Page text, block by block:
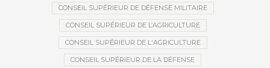
CONSEIL SUPÉRIEUR DE DÉFENSE MILITAIRE
CONSEIL SUPÉRIEUR DE L’AGRICULTURE
CONSEIL SUPÉRIEUR DE L'AGRICULTURE
CONSEIL SUPÉRIEUR DE LA DÉFENSE